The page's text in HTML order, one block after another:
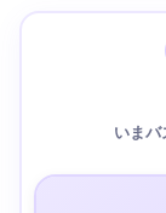
いまバ